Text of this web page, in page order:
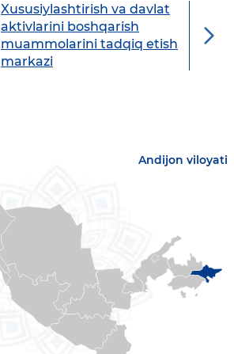
Xususiylashtirish va davlat
aktivlarini boshqarish
muammolarini tadqiq etish
markazi
Andijon viloyati